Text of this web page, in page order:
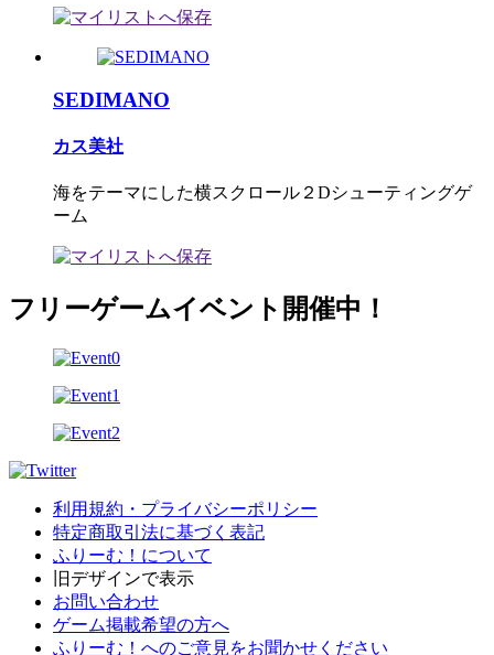
SEDIMANO
カス美社
海をテーマにした横スクロール２Dシューティングゲ
ーム
フリーゲームイベント開催中！
利用規約・プライバシーポリシー
特定商取引法に基づく表記
ふりーむ！について
旧デザインで表示
お問い合わせ
ゲーム掲載希望の方へ
ふりーむ！へのご意見をお聞かせください